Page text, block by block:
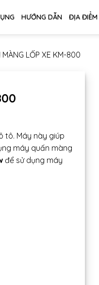
HƯỚNG DẪN ĐỊA ĐIỂM
LỐP XE KM-800
tô. Máy này giúp
máy quấn màng
để sử dụng máy